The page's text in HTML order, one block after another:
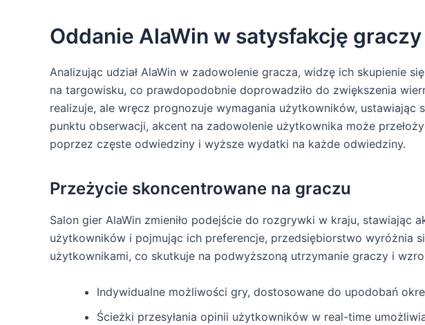
Oddanie AlaWin w satysfakcję graczy
Analizując udział AlaWin w zadowolenie gracza, widzę ich skupienie
na targowisku, co prawdopodobnie doprowadziło do zwiększenia
realizuje, ale wręcz prognozuje wymagania użytkowników,
punktu obserwacji, akcent na zadowolenie użytkownika może
poprzez częste odwiedziny i wyższe wydatki na każde odwiedziny.
Przeżycie skoncentrowane na graczu
Salon gier AlaWin zmieniło podejście do rozgrywki w kraju, stawiając
użytkowników i pojmując ich preferencje, przedsiębiorstwo wyróżnia
użytkownikami, co skutkuje na podwyższoną utrzymanie graczy i
Indywidualne możliwości gry, dostosowane do upodobań
Ścieżki przesyłania opinii użytkowników w real-time